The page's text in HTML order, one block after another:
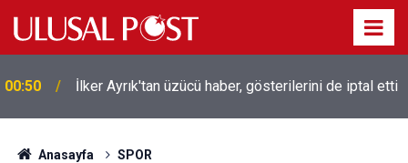
00:50 İlker Ayrık'tan üzücü haber, gösterilerini de iptal etti
00:39
Liverpool efsanesi Mısırlı yıldız Mohamed Salah
Trabzonspor ile anlaştı! Yarın geliyor
Anasayfa SPOR